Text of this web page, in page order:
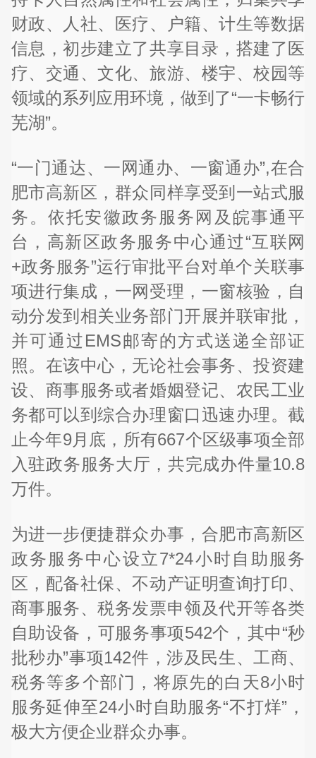
财政、人社、医疗、户籍、计生等数据
信息，初步建立了共享目录，搭建了医
疗、交通、文化、旅游、楼宇、校园等
领域的系列应用环境，做到了“一卡畅行
芜湖”。
“一门通达、一网通办、一窗通办”,在合
肥市高新区，群众同样享受到一站式服
务。依托安徽政务服务网及皖事通平
台，高新区政务服务中心通过“互联网
+政务服务”运行审批平台对单个关联事
项进行集成，一网受理，一窗核验，自
动分发到相关业务部门开展并联审批，
并可通过EMS邮寄的方式送递全部证
照。在该中心，无论社会事务、投资建
设、商事服务或者婚姻登记、农民工业
务都可以到综合办理窗口迅速办理。截
止今年9月底，所有667个区级事项全部
入驻政务服务大厅，共完成办件量10.8
万件。
为进一步便捷群众办事，合肥市高新区
政务服务中心设立7*24小时自助服务
区，配备社保、不动产证明查询打印、
商事服务、税务发票申领及代开等各类
自助设备，可服务事项542个，其中“秒
批秒办”事项142件，涉及民生、工商、
税务等多个部门，将原先的白天8小时
服务延伸至24小时自助服务“不打烊”，
极大方便企业群众办事。